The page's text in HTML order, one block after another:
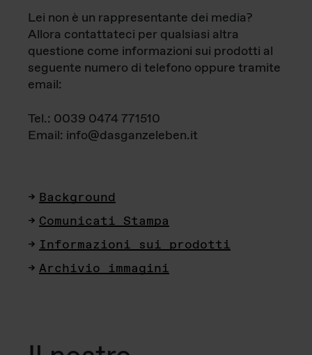
Lei non è un rappresentante dei media?
Allora contattateci per qualsiasi altra
questione come informazioni sui prodotti al
seguente numero di telefono oppure tramite
email:
Tel.: 0039 0474 771510
Email: info@dasganzeleben.it
Background
Comunicati Stampa
Informazioni sui prodotti
Archivio immagini